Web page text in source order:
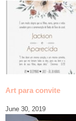
Art para convite
June 30, 2019